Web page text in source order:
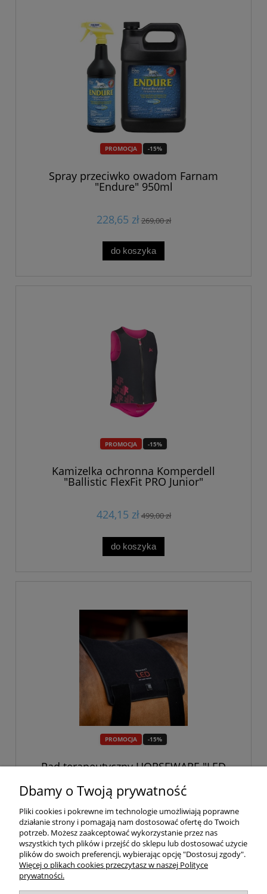
PROMOCJA -15%
Spray przeciwko owadom Farnam
"Endure" 950ml
228,65 zł269,00 zł
do koszyka
PROMOCJA -15%
Kamizelka ochronna Komperdell
"Ballistic FlexFit PRO Junior"
424,15 zł499,00 zł
do koszyka
PROMOCJA -15%
Pad terapeutyczny HORSEWARE "LED
2 209,15 zł 2 599,00 zł
do koszyka
Twoje konto
Dbamy o Twoją prywatność
Pliki cookies i pokrewne im technologie umożliwiają poprawne
działanie strony i pomagają nam dostosować ofertę do Twoich
potrzeb. Możesz zaakceptować wykorzystanie przez nas
wszystkich tych plików i przejść do sklepu lub dostosować użycie
plików do swoich preferencji, wybierając opcję "Dostosuj zgody".
Więcej o plikach cookies przeczytasz w naszej Polityce
prywatności.